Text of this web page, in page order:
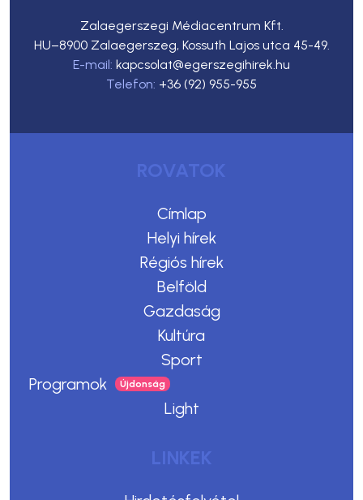
Zalaegerszegi Médiacentrum Kft.
HU–8900 Zalaegerszeg, Kossuth Lajos utca 45-49.
E-mail: kapcsolat@egerszegihirek.hu
Telefon: +36 (92) 955-955
ROVATOK
Címlap
Helyi hírek
Régiós hírek
Belföld
Gazdaság
Kultúra
Sport
Programok
Light
LINKEK